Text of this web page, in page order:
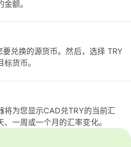
额。
兑换的源货币。然后，选择 TRY
货币。
将为您显示CAD兑TRY的当前汇
一周或一个月的汇率变化。